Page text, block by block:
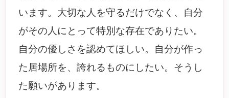
います。大切な人を守るだけでなく、自分
がその人にとって特別な存在でありたい。
自分の優しさを認めてほしい。自分が作っ
た居場所を、誇れるものにしたい。そうし
た願いがあります。